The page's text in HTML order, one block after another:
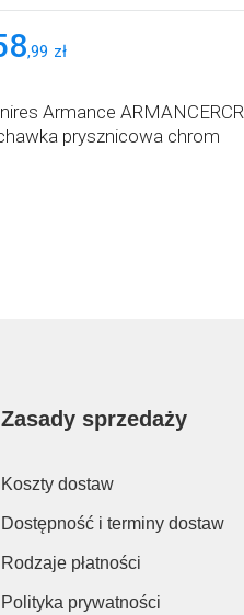
,99 zł
Armance ARMANCERCR
prysznicowa chrom
Zasady sprzedaży
Koszty dostaw
Dostępność i terminy dostaw
Rodzaje płatności
Polityka prywatności